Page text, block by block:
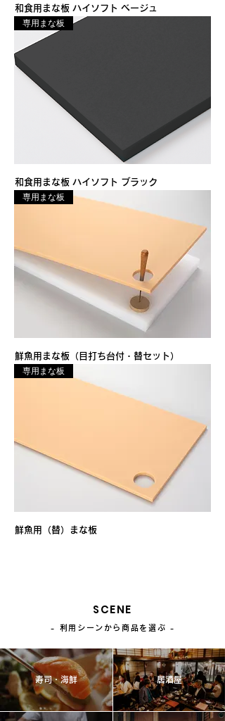
和食用まな板 ハイソフト ベージュ
専用まな板
和食用まな板 ハイソフト ブラック
専用まな板
鮮魚用まな板（目打ち台付・替セット）
専用まな板
鮮魚用（替）まな板
SCENE
- 利用シーンから商品を選ぶ-
寿司・海鮮 居酒屋